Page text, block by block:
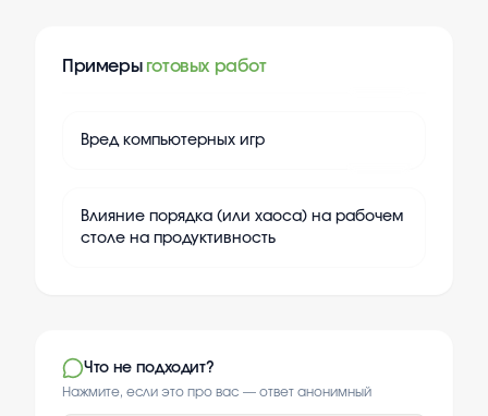
Примеры готовых работ
Вред компьютерных игр
Влияние порядка (или хаоса) на рабочем
столе на продуктивность
Что не подходит?
Нажмите, если это про вас — ответ анонимный